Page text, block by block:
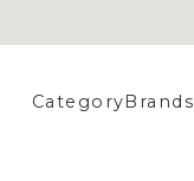
Category Brands